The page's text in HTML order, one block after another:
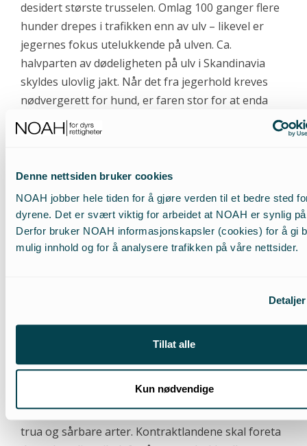
Denne nettsiden bruker cookies
NOAH jobber hele tiden for å gjøre verden til et bedre sted
dyrene. Det er svært viktig for arbeidet at NOAH er synlig
Derfor bruker NOAH informasjonskapsler (cookies) for å gi
mulig innhold og for å analysere trafikken på våre nettsider.
Detaljer
Tillat alle
Kun nødvendige
desidert største trusselen. Omlag 100 ganger flere
hunder drepes i trafikken enn av ulv – likevel er
jegernes fokus utelukkende på ulven. Ca.
halvparten av dødeligheten på ulv i Skandinavia
skyldes ulovlig jakt. Når det fra jegerhold kreves
nødvergerett for hund, er faren stor for at enda
flere ulver vil bli skutt ulovlig, under påskudd av
nødverge.
Internasjonale verneavtaler
Norge har gjennom ratifiseringen av
Bernkonvensjonen forpliktet seg til å verne trua og
sårbare arter på nivåer som samsvarer med
har Norge erkjent at den ville fauna innebærer en
rekreasjonsmessig, økonomisk og indre verdi, som
generasjoner, og har samtidig erkjent faunaens
viktige rolle i å opprettholde den biologiske
balansen. Særlig vekt i konvensjonen er lagt på
trua og sårbare arter. Kontraktlandene skal foreta